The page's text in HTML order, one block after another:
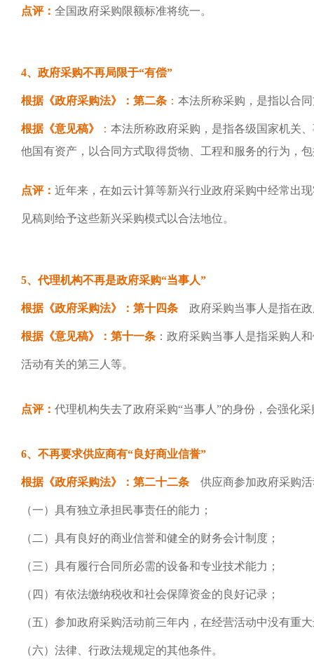
点评： 全国政府采购限额标准将统一。
4、政府采购不再局限于“有偿”
根据《政府采购法》：第二条 ： 本法所称采购，是指以合
根据《意见稿》 ： 本法所称政府采购，是指各级国家机关
他国有资产，以合同方式取得货物、工程和服务的行为，
点评： 近年来，在如云计算等新兴行业政府采购中经常出
见稿则给予这些新兴采购模式以合法地位。
5、代理机构不再是政府采购“当事人”
根据《政府采购法》：第十四条 政府采购当事人是指在政
根据《意见稿》：第十一条 ：政府采购当事人是指采购人
活动有关的第三人等。
点评： 代理机构失去了政府采购“当事人”的身份，会强化
6、不再要求供应商有“良好商业信誉”
根据《政府采购法》：第二十二条 供应商参加政府采购
（一）具有独立承担民事责任的能力；
（二）具有良好的商业信誉和健全的财务会计制度；
（三）具有履行合同所必需的设备和专业技术能力；
（四）有依法缴纳税收和社会保障资金的良好记录；
（五）参加政府采购活动前三年内，在经营活动中没有重
（六）法律、行政法规规定的其他条件。